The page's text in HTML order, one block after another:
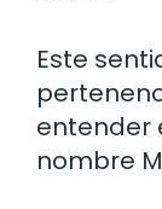
Este
entender
nombre